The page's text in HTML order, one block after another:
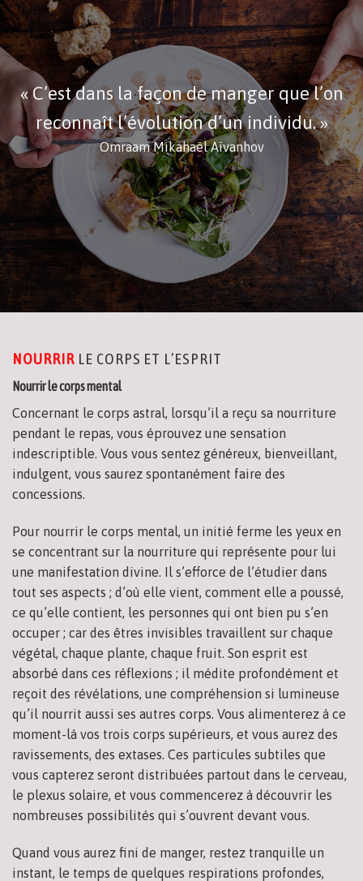
« C’est dans la façon de manger que l’on
reconnaît l’évolution d’un individu. »
Omraam Mikahaël Aïvanhov
NOURRIRLE CORPS ET L’ESPRIT
Nourrir le corps mental
Concernant le corps astral, lorsqu’il a reçu sa nourriture
pendant le repas, vous éprouvez une sensation
indescriptible. Vous vous sentez généreux, bienveillant,
indulgent, vous saurez spontanément faire des
concessions.
Pour nourrir le corps mental, un initié ferme les yeux en
se concentrant sur la nourriture qui représente pour lui
une manifestation divine. Il s’efforce de l’étudier dans
tout ses aspects ; d’où elle vient, comment elle a poussé,
ce qu’elle contient, les personnes qui ont bien pu s’en
occuper ; car des êtres invisibles travaillent sur chaque
végétal, chaque plante, chaque fruit. Son esprit est
absorbé dans ces réflexions ; il médite profondément et
reçoit des révélations, une compréhension si lumineuse
qu’il nourrit aussi ses autres corps. Vous alimenterez à ce
moment-là vos trois corps supérieurs, et vous aurez des
ravissements, des extases. Ces particules subtiles que
vous capterez seront distribuées partout dans le cerveau,
le plexus solaire, et vous commencerez à découvrir les
nombreuses possibilités qui s’ouvrent devant vous.
Quand vous aurez fini de manger, restez tranquille un
instant, le temps de quelques respirations profondes,